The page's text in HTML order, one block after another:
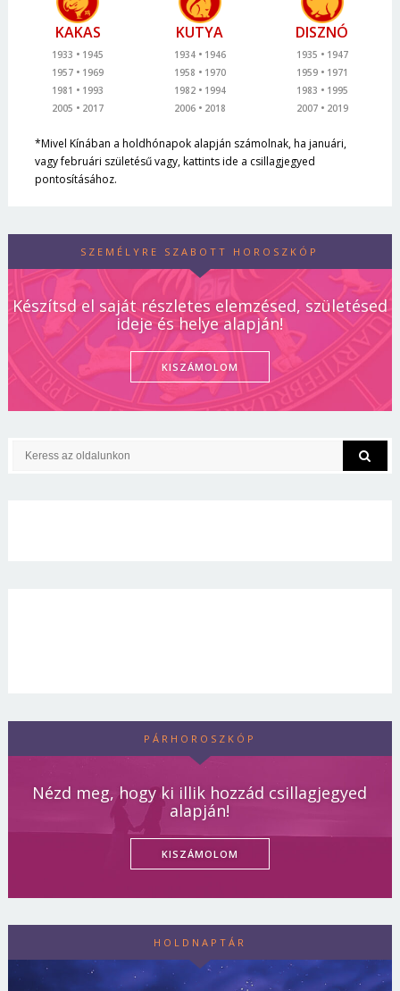
KAKAS
1933
1945
1957
1969
1981
1993
2005
2017
KUTYA
1934
1946
1958
1970
1982
1994
2006
2018
DISZNÓ
1935
1947
1959
1971
1983
1995
2007
2019
*Mivel Kínában a holdhónapok alapján számolnak, ha januári,
vagy februári születésű vagy, kattints ide a csillagjegyed
pontosításához.
SZEMÉLYRE SZABOTT HOROSZKÓP
Készítsd el saját részletes elemzésed, születésed
ideje és helye alapján!
KISZÁMOLOM
PÁRHOROSZKÓP
Nézd meg, hogy ki illik hozzád csillagjegyed
alapján!
KISZÁMOLOM
HOLDNAPTÁR